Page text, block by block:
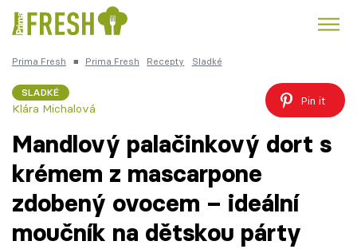
Česká kuchyně
Témata
Prima Fresh ■ Prima Fresh Recepty Sladké
SLADKÉ
Klára Michalová
Pin it
Mandlový palačinkový dort s
krémem z mascarpone
zdobený ovocem – ideální
moučník na dětskou párty